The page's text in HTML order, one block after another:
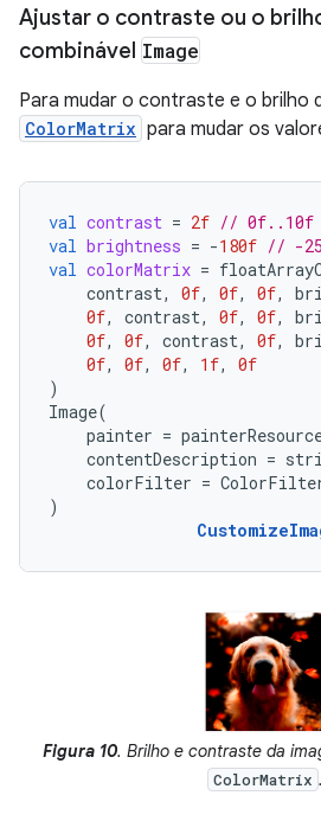
Ajustar o contraste ou o
combinável Image
Para mudar o contraste e o brilho
ColorMatrix para mudar os
val contrast = 2f // 0f..10f
val brightness = -180f // -
val colorMatrix =
contrast, 0f, 0f, 0f,
0f, contrast, 0f, 0f,
0f, 0f, contrast, 0f,
0f, 0f, 0f, 1f,
0f
)
Image(
painter =
contentDescription =
colorFilter =
)
Figura 10. Brilho e contraste da
ColorMatrix .